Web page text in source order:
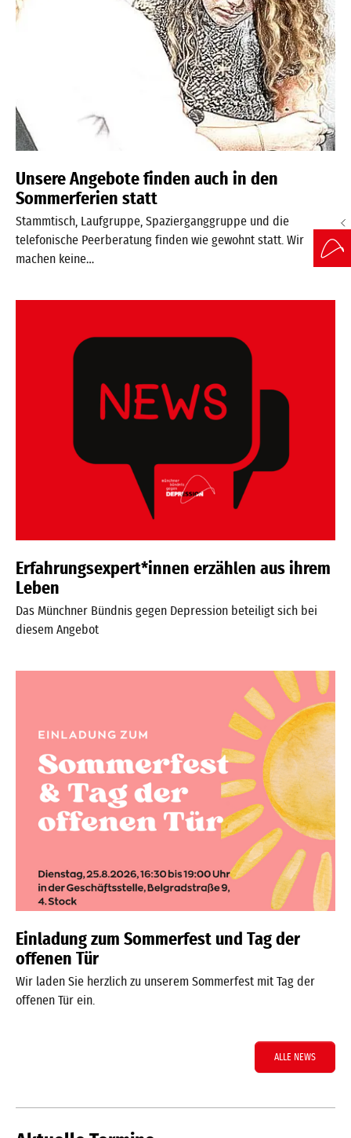
Unsere Angebote finden auch in den
Sommerferien statt
Stammtisch, Laufgruppe, Spazierganggruppe und die
telefonische Peerberatung finden wie gewohnt statt. Wir
machen keine…
Erfahrungsexpert*innen erzählen aus ihrem
Leben
Das Münchner Bündnis gegen Depression beteiligt sich bei
diesem Angebot
Einladung zum Sommerfest und Tag der
offenen Tür
Wir laden Sie herzlich zu unserem Sommerfest mit Tag der
offenen Tür ein.
ALLE NEWS